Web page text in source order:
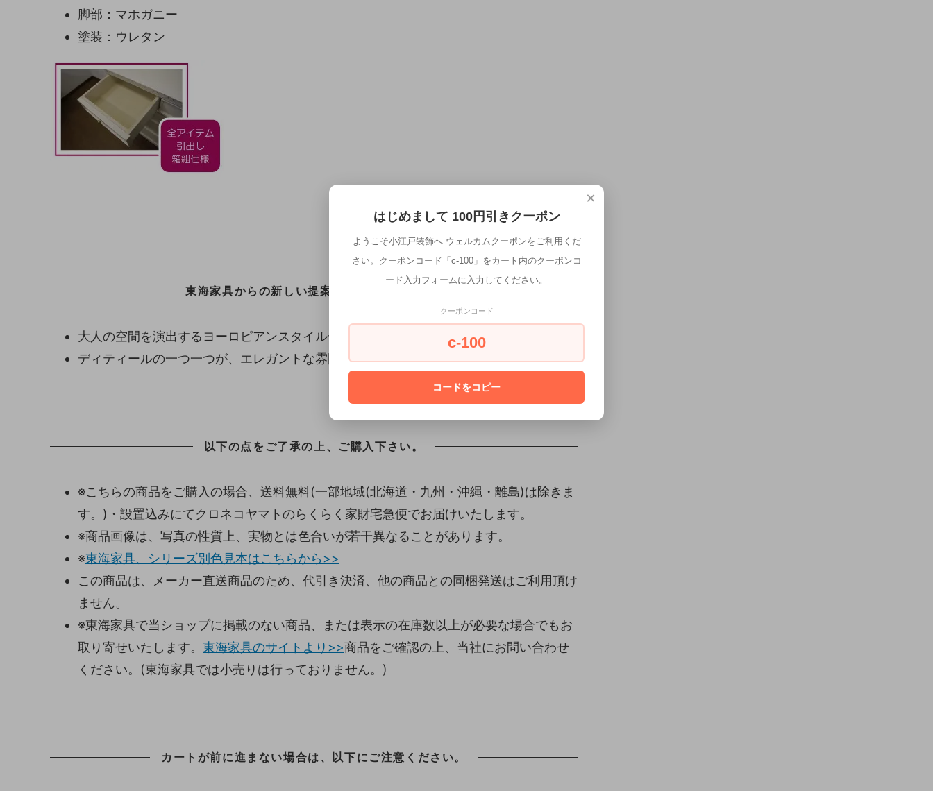
脚部：マホガニー
塗装：ウレタン
東海家具からの新しい提案、フルールシリーズ
大人の空間を演出するヨーロピアンスタイルデザイン。
ディティールの一つ一つが、エレガントな雰囲気を漂わせます。
以下の点をご了承の上、ご購入下さい。
※こちらの商品をご購入の場合、送料無料(一部地域(北海道・九州・沖縄・離島)は除きま
す。)・設置込みにてクロネコヤマトのらくらく家財宅急便でお届けいたします。
※商品画像は、写真の性質上、実物とは色合いが若干異なることがあります。
※東海家具、シリーズ別色見本はこちらから>>
この商品は、メーカー直送商品のため、代引き決済、他の商品との同梱発送はご利用頂け
ません。
※東海家具で当ショップに掲載のない商品、または表示の在庫数以上が必要な場合でもお
取り寄せいたします。 東海家具のサイトより>>商品をご確認の上、当社にお問い合わせ
ください。(東海家具では小売りは行っておりません。)
カートが前に進まない場合は、以下にご注意ください。
×
はじめまして 100円引きクーポン
ようこそ小江戸装飾へ ウェルカムクーポンをご利用くだ
さい。クーポンコード「c-100」をカート内のクーポンコ
ード入力フォームに入力してください。
クーポンコード
c-100
コードをコピー